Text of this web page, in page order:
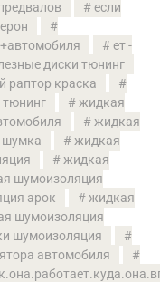
если
ет -
диски тюнинг
раптор краска
тюнинг
жидкая
жидкая
жидкая
жидкая
шумоизоляция
арок
жидкая
шумоизоляция
шумоизоляция
автомобиля